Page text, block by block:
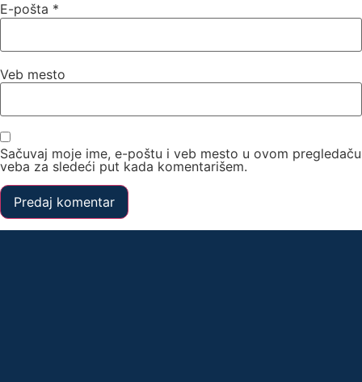
E-pošta *
Veb mesto
Sačuvaj moje ime, e-poštu i veb mesto u ovom pregledaču
veba za sledeći put kada komentarišem.